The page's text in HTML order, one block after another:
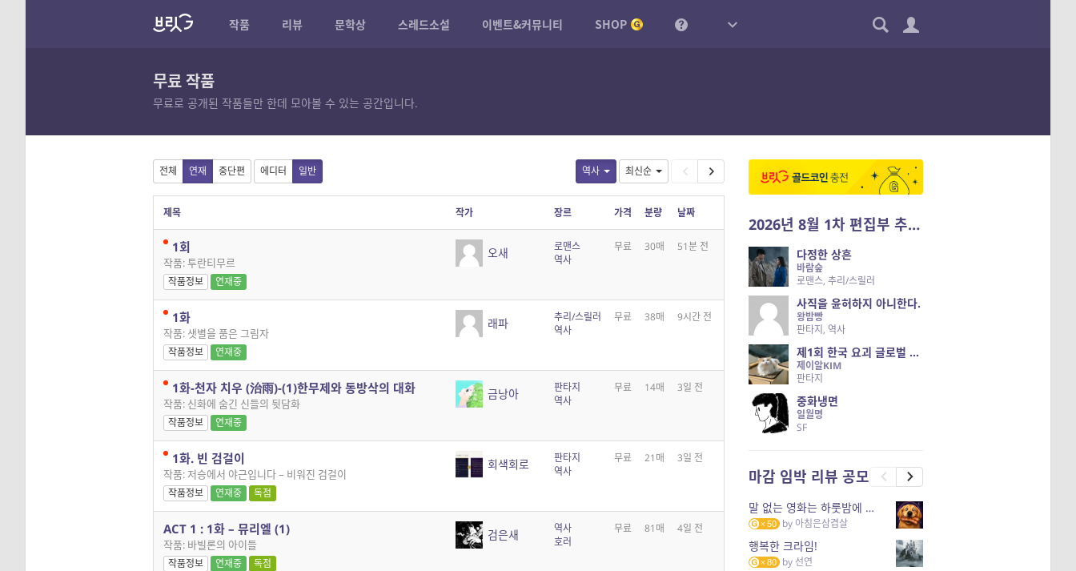
작품 리뷰 문학상 스레드소설 이벤트&커뮤니티 SHOP
무료 작품
무료로 공개된 작품들만 한데 모아볼 수 있는 공간입니다.
역사 최신순
전체 연재 중단편 에디터 일반
제목 작가 장르 가격 분량 날짜
1회
작품: 투란티무르
작품정보 연재중
오새
로맨스
역사
무료 30매 51분 전
1화
작품: 샛별을 품은 그림자
작품정보 연재중
래파
추리/스릴러
역사
무료 38매 9시간 전
1화-천자 치우 (治雨)-(1)한무제와 동방삭의 대화
작품: 신화에 숨긴 신들의 뒷담화
작품정보 연재중
금낭아
판타지
역사
무료 14매 3일 전
1화. 빈 검걸이
작품: 저승에서 야근입니다 – 비워진 검걸이
작품정보 연재중 독점
회색회로
판타지
역사
무료 21매 3일 전
ACT 1 : 1화 – 뮤리엘 (1)
작품: 바빌론의 아이들
작품정보 연재중 독점
검은새
역사
호러
무료 81매 4일 전
2026년 8월 1차 편집부 추천작
다정한 상흔
바람숲
로맨스, 추리/스릴러
사직을 윤허하지 아니한다.
왕밤빵
판타지, 역사
제1회 한국 요괴 글로벌 진출 공개 오디션 시즌 2 — 나는 요괴다
제이알KIM
판타지
중화냉면
일월명
SF
마감 임박 리뷰 공모
말 없는 영화는 하룻밤에 몇 리를 갈 수 있을까
50 by 아침은삼겹살
행복한 크라임!
80 by 선연